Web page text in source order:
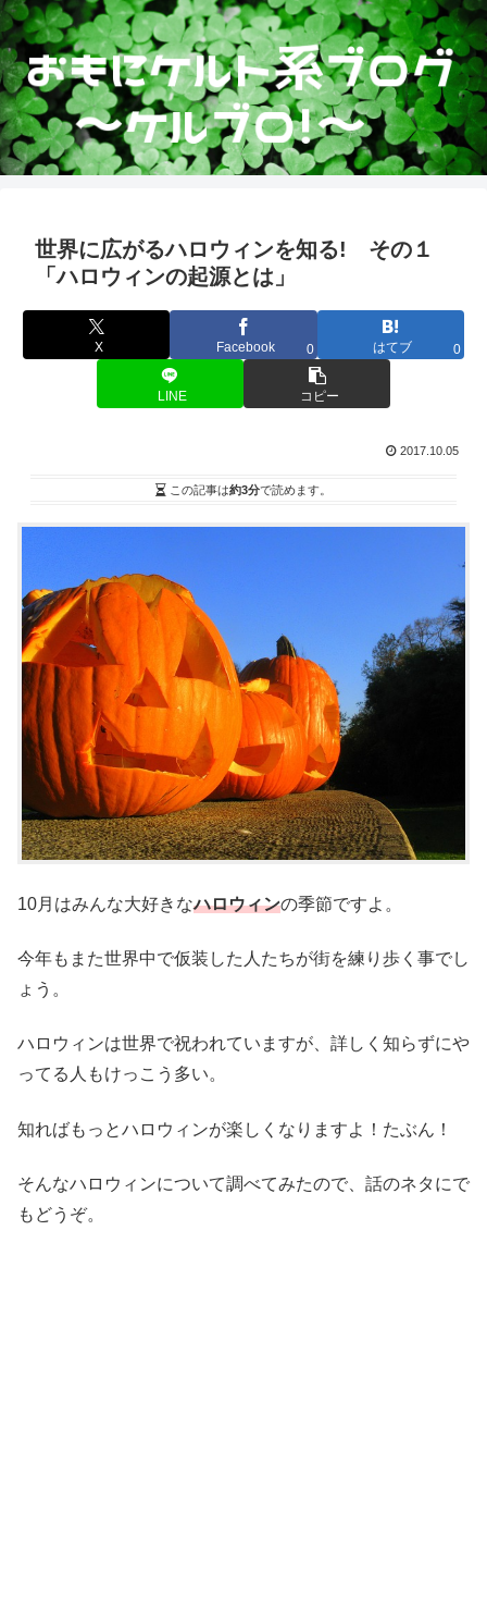
世界に広がるハロウィンを知る! その１
「ハロウィンの起源とは」
X Facebook 0 はてブ 0
LINE コピー
2017.10.05
この記事は約3分で読めます。
10月はみんな大好きなハロウィンの季節ですよ。
今年もまた世界中で仮装した人たちが街を練り歩く事でし
ょう。
ハロウィンは世界で祝われていますが、詳しく知らずにや
ってる人もけっこう多い。
知ればもっとハロウィンが楽しくなりますよ！たぶん！
そんなハロウィンについて調べてみたので、話のネタにで
もどうぞ。